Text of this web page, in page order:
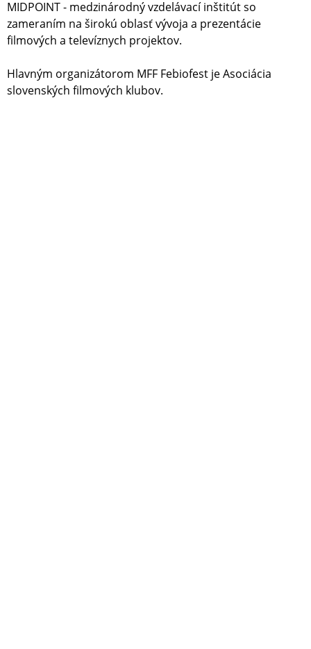
MIDPOINT - medzinárodný vzdelávací inštitút so
zameraním na širokú oblasť vývoja a prezentácie
filmových a televíznych projektov.
Hlavným organizátorom MFF Febiofest je Asociácia
slovenských filmových klubov.